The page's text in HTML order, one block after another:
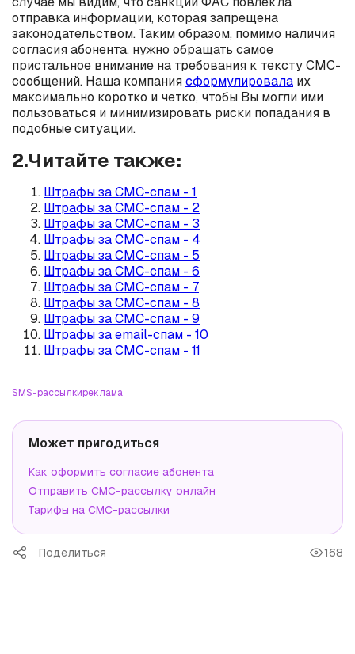
отправка информации, которая запрещена
законодательством. Таким образом, помимо наличия
согласия абонента, нужно обращать самое
пристальное внимание на требования к тексту СМС-
сообщений. Наша компаниясформулировала их
максимально коротко и четко, чтобы Вы могли ими
пользоваться и минимизировать риски попадания в
подобные ситуации.
2.Читайте также:
Штрафы за СМС-спам - 1
Штрафы за СМС-спам - 2
Штрафы за СМС-спам - 3
Штрафы за СМС-спам - 4
Штрафы за СМС-спам - 5
Штрафы за СМС-спам - 6
Штрафы за СМС-спам - 7
Штрафы за СМС-спам - 8
Штрафы за СМС-спам - 9
Штрафы за email-спам - 10
Штрафы за СМС-спам - 11
SMS-рассылкиреклама
Может пригодиться
Как оформить согласие абонента
Отправить СМС-рассылку онлайн
Тарифы на СМС-рассылки
Поделиться 168